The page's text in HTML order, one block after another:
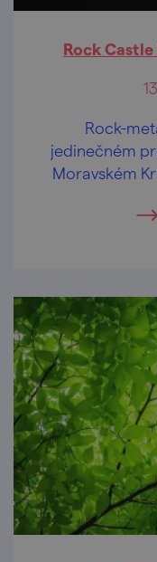
Rock
Rock-
jedinečném
Moravském